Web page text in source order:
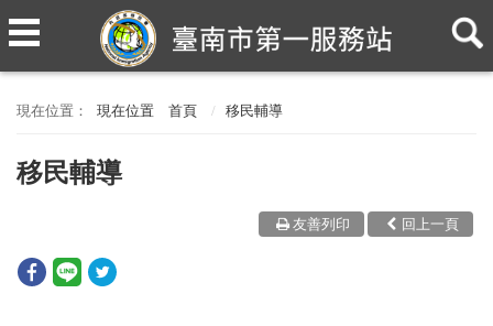
現在位置 首頁 移民輔導
移民輔導
回上一頁
友善列印